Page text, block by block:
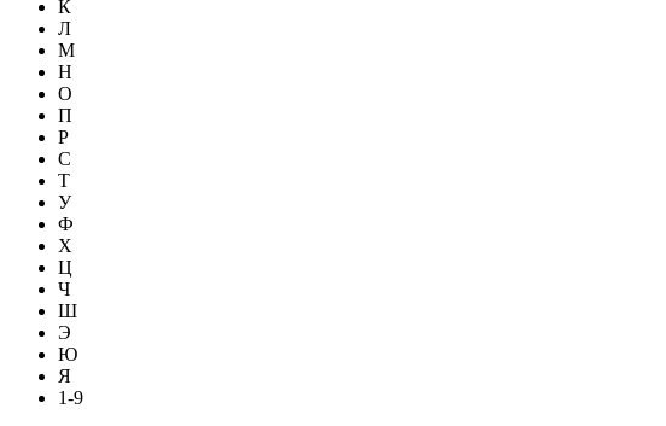
К
Л
М
Н
О
П
Р
С
Т
У
Ф
Х
Ц
Ч
Ш
Э
Ю
Я
1-9